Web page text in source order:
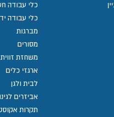
כלי עבודה
כלי עבודה
מברגות
מסורים
משחזת זווית
ארגזי כלים
לבית ולגן
אביזרים
תקרות